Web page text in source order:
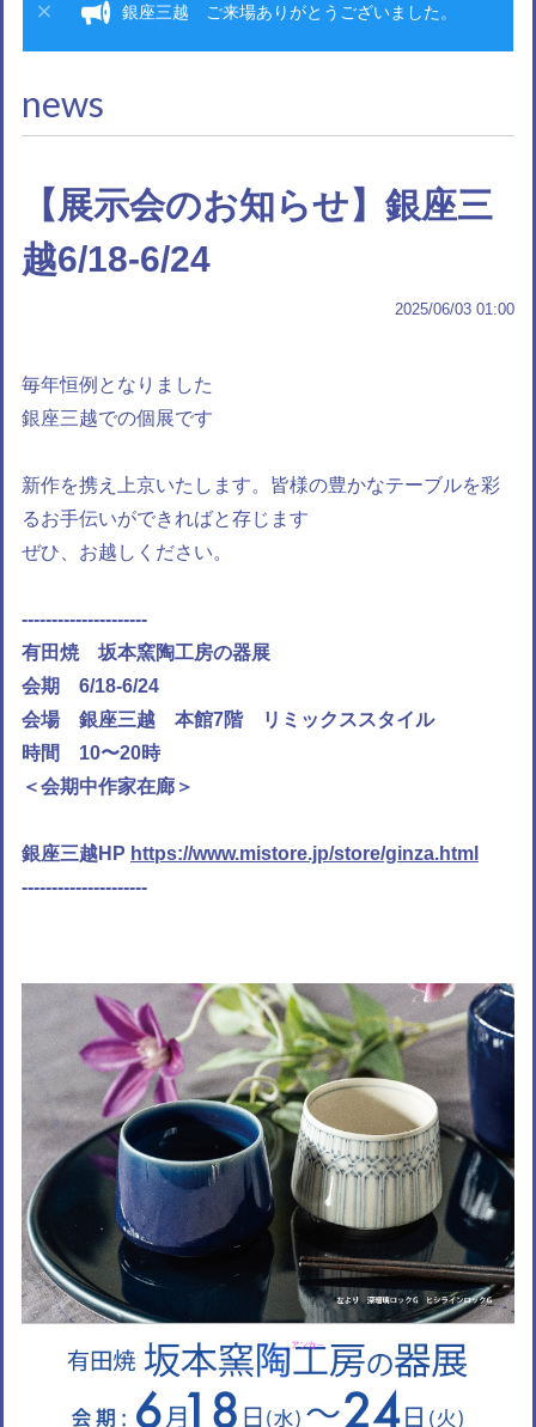
銀座三越 ご来場ありがとうございました。
news
【展示会のお知らせ】銀座三
越6/18-6/24
2025/06/03 01:00
毎年恒例となりました
銀座三越での個展です
新作を携え上京いたします。皆様の豊かなテーブルを彩
るお手伝いができればと存じます
ぜひ、お越しください。
---------------------
有田焼 坂本窯陶工房の器展
会期 6/18-6/24
会場 銀座三越 本館7階 リミックススタイル
時間 10〜20時
＜会期中作家在廊＞
銀座三越HP https://www.mistore.jp/store/ginza.html
---------------------